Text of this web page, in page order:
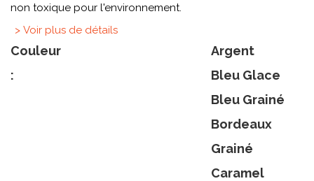
non toxique pour l'environnement.
> Voir plus de détails
Couleur
:
Argent
Bleu Glace
Bleu Grainé
Bordeaux
Grainé
Caramel